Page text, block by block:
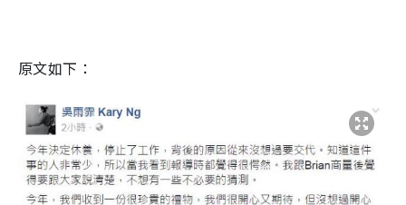
原文如下：